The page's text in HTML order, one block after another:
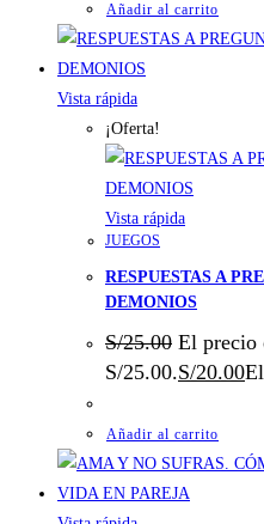
Añadir al carrito
Vista rápida
¡Oferta!
Vista rápida
JUEGOS
RESPUESTAS A
DEMONIOS
S/25.00 El precio
S/25.00.S/20.00
Añadir al carrito